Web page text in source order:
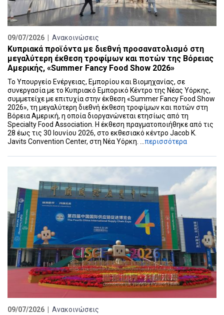
09/07/2026 | Ανακοινώσεις
Κυπριακά προϊόντα με διεθνή προσανατολισμό στη
μεγαλύτερη έκθεση τροφίμων και ποτών της Βόρειας
Αμερικής, «Summer Fancy Food Show 2026»
Το Υπουργείο Ενέργειας, Εμπορίου και Βιομηχανίας, σε
συνεργασία με το Κυπριακό Εμπορικό Κέντρο της Νέας Υόρκης,
συμμετείχε με επιτυχία στην έκθεση «Summer Fancy Food Show
2026», τη μεγαλύτερη διεθνή έκθεση τροφίμων και ποτών στη
Βόρεια Αμερική, η οποία διοργανώνεται ετησίως από τη
Specialty Food Association. Η έκθεση πραγματοποιήθηκε από τις
28 έως τις 30 Ιουνίου 2026, στο εκθεσιακό κέντρο Jacob K.
Javits Convention Center, στη Νέα Υόρκη. ...περισσότερα
09/07/2026 | Ανακοινώσεις